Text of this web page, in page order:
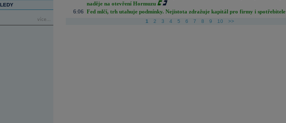
více...
naděje na otevření Hormuzu
6:06 Fed mlčí, trh utahuje podmínky. Nejistota zdražuje kapitál pro firmy i spotřebitele
1 2 3 4 5 6 7 8 9 10 >>